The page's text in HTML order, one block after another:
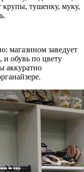
крупы, тушенку, муку,
магазином заведует
обувь по цвету
аккуратно